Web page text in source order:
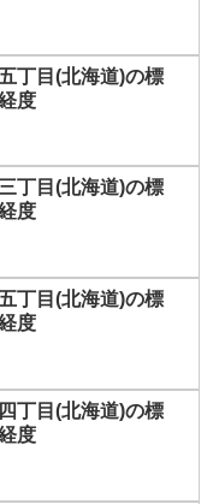
丁目(北海道)の標
度
丁目(北海道)の標
度
丁目(北海道)の標
度
丁目(北海道)の標
度